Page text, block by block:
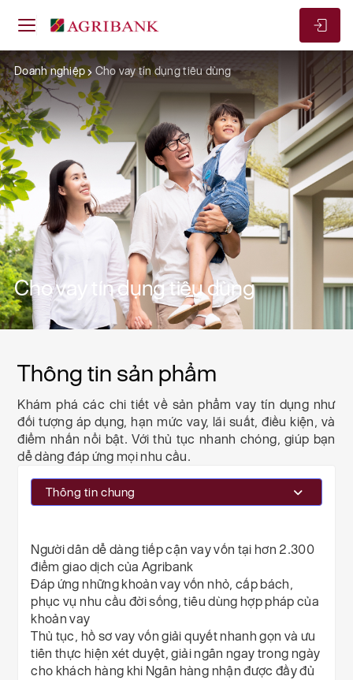
Doanh nghiệp Cho vay tín dụng tiêu dùng
Cho vay tín dụng tiêu dùng
Thông tin sản phẩm
Khám phá các chi tiết về sản phẩm vay tín dụng như
đối tượng áp dụng, hạn mức vay, lãi suất, điều kiện, và
điểm nhấn nổi bật. Với thủ tục nhanh chóng, giúp bạn
dễ dàng đáp ứng mọi nhu cầu.
Thông tin chung
Người dân dễ dàng tiếp cận vay vốn tại hơn 2.300
điểm giao dịch của Agribank
Đáp ứng những khoản vay vốn nhỏ, cấp bách,
phục vụ nhu cầu đời sống, tiêu dùng hợp pháp của
khoản vay
Thủ tục, hồ sơ vay vốn giải quyết nhanh gọn và ưu
tiên thực hiện xét duyệt, giải ngân ngay trong ngày
cho khách hàng khi Ngân hàng nhận được đầy đủ